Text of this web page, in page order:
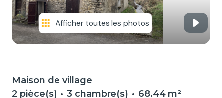
CONTACTER
Afficher toutes les photos
Maison de village
2 pièce(s)
3 chambre(s) 68.44 m²